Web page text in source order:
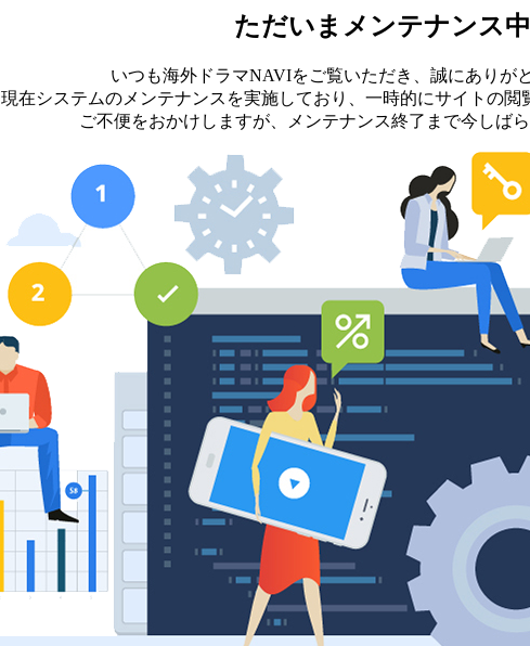
ただいまメンテナンス中
いつも海外ドラマNAVIをご覧いただき、誠にありが
現在システムのメンテナンスを実施しており、一時的にサイトの閲
ご不便をおかけしますが、メンテナンス終了まで今しば